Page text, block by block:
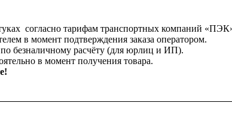
согласно тарифам транспортных компаний
в момент подтверждения заказа оператором.
безналичному расчёту (для юрлиц и ИП).
в момент получения товара.